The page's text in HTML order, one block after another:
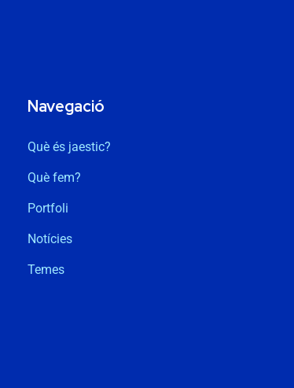
Navegació
Què és jaestic?
Què fem?
Portfoli
Notícies
Temes